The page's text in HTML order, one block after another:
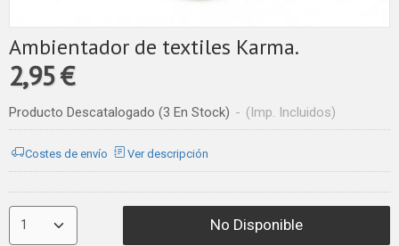
Ambientador de textiles Karma.
2,95 €
Producto Descatalogado (3 En Stock) - (Imp. Incluidos)
Costes de envío Ver descripción
No Disponible